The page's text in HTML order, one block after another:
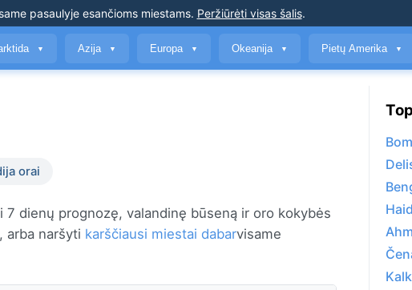
pasaulyje esančioms miestams. Peržiūrėti visas šalis.
▼ Azija ▼ Europa ▼ Okeanija ▼ Pietų Amerika ▼
orai
dienų prognozę, valandinę būseną ir oro kokybės
, arba naršyti karščiausi miestai dabarvisame